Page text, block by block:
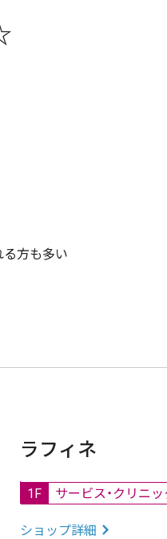
方も多い
ラフィネ
1F サービス・クリニッ
ショップ詳細